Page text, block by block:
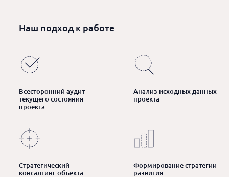
Наш подход к работе
Всесторонний аудит
текущего состояния
проекта
Анализ исходных данных
проекта
Стратегический
консалтинг объекта
Формирование стратегии
развития